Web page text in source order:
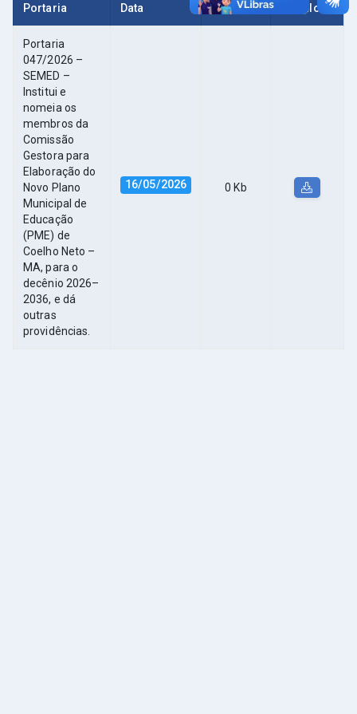
Portaria
Data Tamanho Download
Portaria
047/2026 –
SEMED –
Institui e
nomeia os
membros da
Comissão
Gestora para
Elaboração do
Novo Plano
Municipal de
Educação
(PME) de
Coelho Neto –
MA, para o
decênio 2026–
2036, e dá
outras
providências.
16/05/2026 0 Kb